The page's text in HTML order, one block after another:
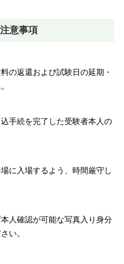
意事項
の返還および試験日の延期・
手続を完了した受験者本人の
に入場するよう、時間厳守し
人確認が可能な写真入り身分
い。